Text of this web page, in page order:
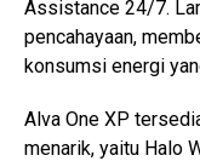
Assistance 24/7.
pencahayaan,
konsumsi energi
Alva One XP
menarik, yaitu Halo